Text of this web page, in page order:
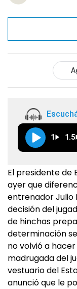
1 1.5
El presidente de
ayer que
entrenador Julio
decisión del
de hinchas
determinación
no volvió a
madrugada del
vestuario del
anunció que le